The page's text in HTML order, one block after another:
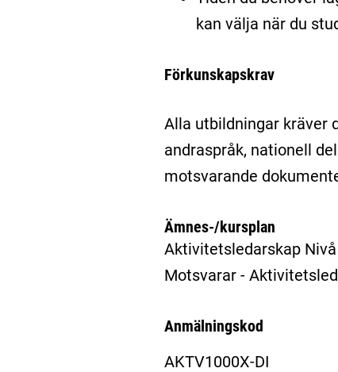
kan välja när du
Förkunskapskrav
Alla utbildningar kräver
andraspråk, nationell
motsvarande
Ämnes-/kursplan
Aktivitetsledarskap Nivå
Motsvarar -
Anmälningskod
AKTV1000X-DI